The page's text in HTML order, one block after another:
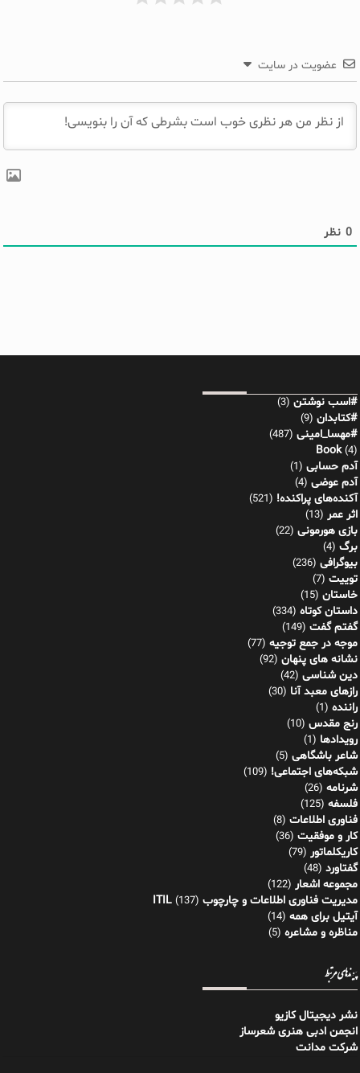
عضویت در سایت
0 نظر
#اسب نوشتن (3)
#کتابدان (9)
#مهسا_امینی (487)
Book(4)
آدم حسابی (1)
آدم عوضی (4)
آکنده‌های پراکنده! (521)
اثر عمر (13)
بازی هورمونی (22)
برگ (4)
بیوگرافی (236)
توییت (7)
خاستان (15)
داستان کوتاه (334)
گفتم گفت (149)
موجه در جمع توجیه (77)
نشانه های پنهان (92)
دین شناسی (42)
رازهای معبد آنا (30)
راننده (1)
رنج مقدس (10)
رویدادها (1)
شاعر باشگاهی (5)
شبکه‌های اجتماعی! (109)
شرنامه (26)
فلسفه (125)
فناوری اطلاعات (8)
کار و موفقیت (36)
کاریکلماتور (79)
گفتاورد (48)
مجموعه اشعار (122)
مدیریت فناوری اطلاعات و چارچوب ITIL (137)
آیتیل برای همه (14)
مناظره و مشاعره (5)
پیوندهای مرتبط
نشر دیجیتال کازیو
انجمن ادبی هنری شعرساز
شرکت مدانت